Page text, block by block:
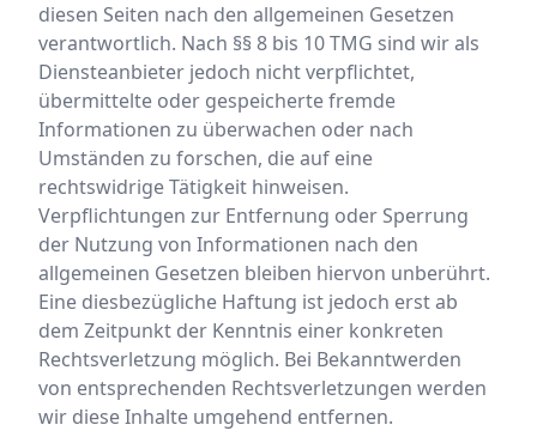
diesen Seiten nach den allgemeinen Gesetzen
verantwortlich. Nach §§ 8 bis 10 TMG sind wir als
Diensteanbieter jedoch nicht verpflichtet,
übermittelte oder gespeicherte fremde
Informationen zu überwachen oder nach
Umständen zu forschen, die auf eine
rechtswidrige Tätigkeit hinweisen.
Verpflichtungen zur Entfernung oder Sperrung
der Nutzung von Informationen nach den
allgemeinen Gesetzen bleiben hiervon unberührt.
Eine diesbezügliche Haftung ist jedoch erst ab
dem Zeitpunkt der Kenntnis einer konkreten
Rechtsverletzung möglich. Bei Bekanntwerden
von entsprechenden Rechtsverletzungen werden
wir diese Inhalte umgehend entfernen.